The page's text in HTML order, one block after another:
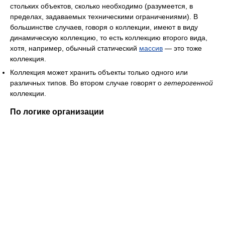
стольких объектов, сколько необходимо (разумеется, в
пределах, задаваемых техническими ограничениями). В
большинстве случаев, говоря о коллекции, имеют в виду
динамическую коллекцию, то есть коллекцию второго вида,
хотя, например, обычный статический массив — это тоже
коллекция.
Коллекция может хранить объекты только одного или
различных типов. Во втором случае говорят о гетерогенной
коллекции.
По логике организации